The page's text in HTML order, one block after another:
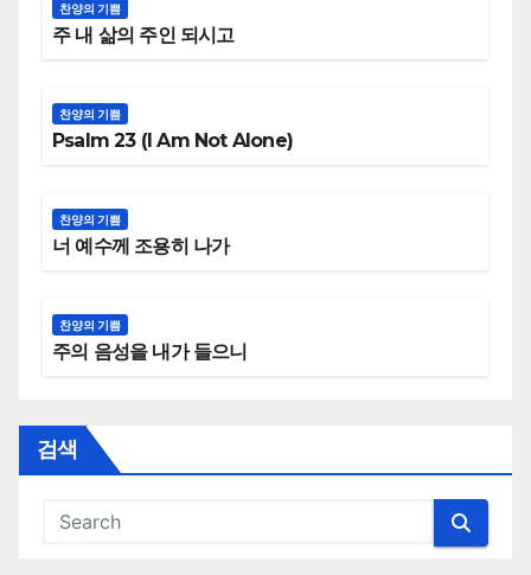
찬양의 기쁨
주 내 삶의 주인 되시고
찬양의 기쁨
Psalm 23 (I Am Not Alone)
찬양의 기쁨
너 예수께 조용히 나가
찬양의 기쁨
주의 음성을 내가 들으니
검색